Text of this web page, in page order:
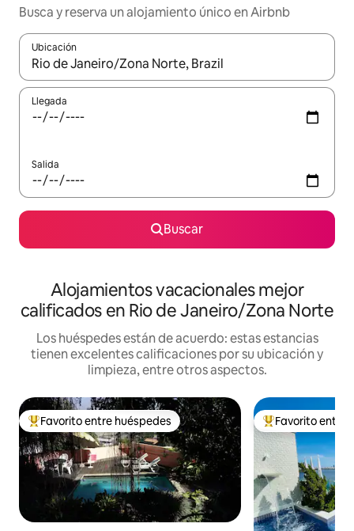
Busca y reserva un alojamiento único en Airbnb
Ubicación
Cuando los resultados estén disponibles, podrás navegar
Llegada
Salida
Buscar
Alojamientos vacacionales mejor
calificados en Rio de Janeiro/Zona Norte
Los huéspedes están de acuerdo: estas estancias
tienen excelentes calificaciones por su ubicación y
limpieza, entre otros aspectos.
De los mejores en Favorito entre huéspedes
Favorito entre huéspedes De los mejores
Favorito entre